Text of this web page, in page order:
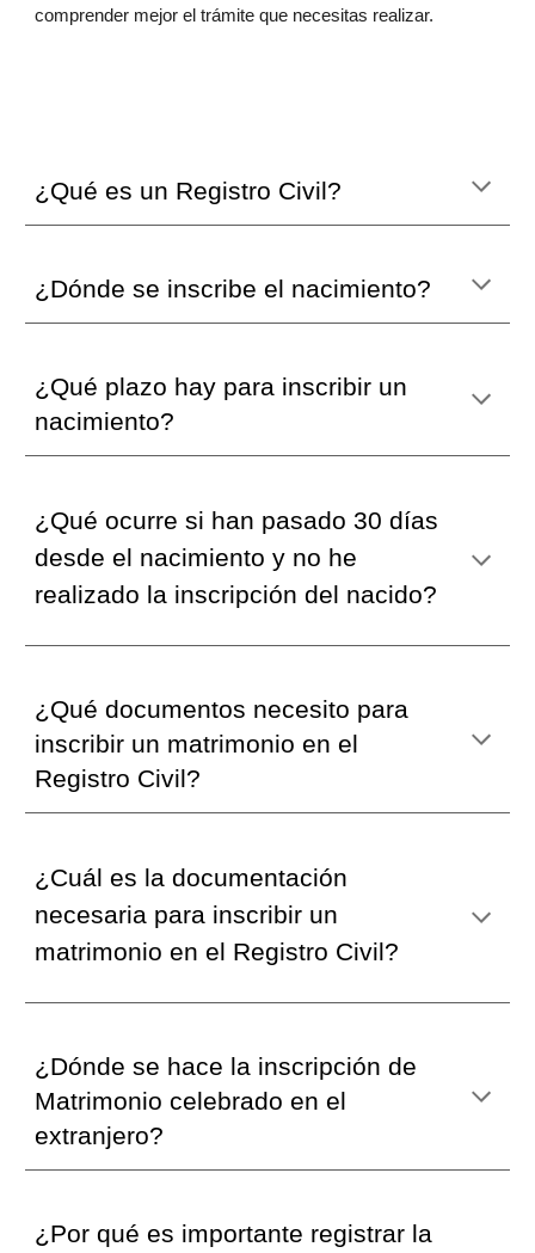
comprender mejor el trámite que necesitas realizar.
¿Qué es un Registro Civil?
¿Dónde se inscribe el nacimiento?
¿Qué plazo hay para inscribir un
nacimiento?
¿Qué ocurre si han pasado 30 días
desde el nacimiento y no he
realizado la inscripción del nacido?
¿Qué documentos necesito para
inscribir un matrimonio en el
Registro Civil?
¿Cuál es la documentación
necesaria para inscribir un
matrimonio en el Registro Civil?
¿Dóndese hace la inscripción de
Matrimonio celebrado en el
extranjero?
¿Por qué es importante registrar la